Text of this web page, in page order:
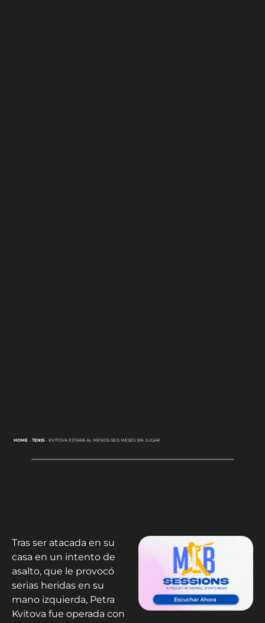
HOME- TENIS- KVITOVA ESTARÁ AL MENOS SEIS MESES SIN JUGAR
Tras ser atacada en su
casa en un intento de
asalto, que le provocó
serias heridas en su
mano izquierda, Petra
Kvitova fue operada con